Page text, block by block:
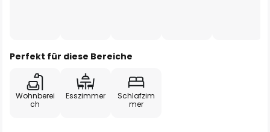
Perfekt für diese Bereiche
Wohnberei
ch
Esszimmer
Schlafzim
mer